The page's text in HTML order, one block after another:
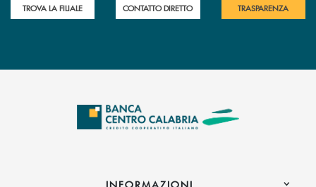
TROVA LA FILIALE CONTATTO DIRETTO TRASPARENZA